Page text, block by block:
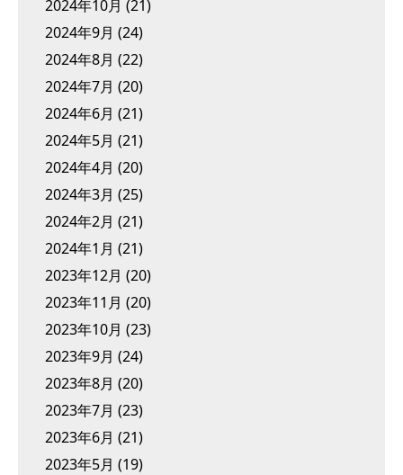
2024年10月 (21)
2024年9月 (24)
2024年8月 (22)
2024年7月 (20)
2024年6月 (21)
2024年5月 (21)
2024年4月 (20)
2024年3月 (25)
2024年2月 (21)
2024年1月 (21)
2023年12月 (20)
2023年11月 (20)
2023年10月 (23)
2023年9月 (24)
2023年8月 (20)
2023年7月 (23)
2023年6月 (21)
2023年5月 (19)